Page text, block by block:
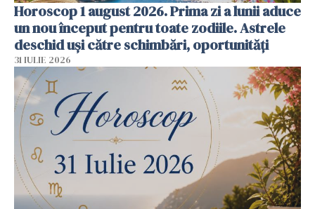
Horoscop 1 august 2026. Prima zi a lunii aduce
un nou început pentru toate zodiile. Astrele
deschid uși către schimbări, oportunități
31 IULIE 2026